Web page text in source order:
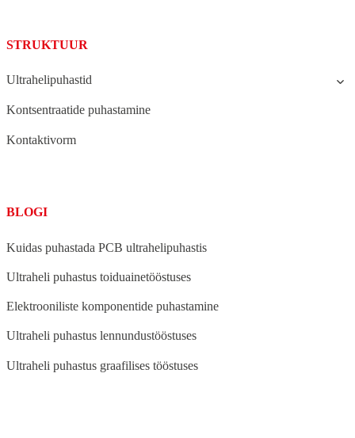
STRUKTUUR
Ultrahelipuhastid
Kontsentraatide puhastamine
Kontaktivorm
BLOGI
Kuidas puhastada PCB ultrahelipuhastis
Ultraheli puhastus toiduainetööstuses
Elektrooniliste komponentide puhastamine
Ultraheli puhastus lennundustööstuses
Ultraheli puhastus graafilises tööstuses